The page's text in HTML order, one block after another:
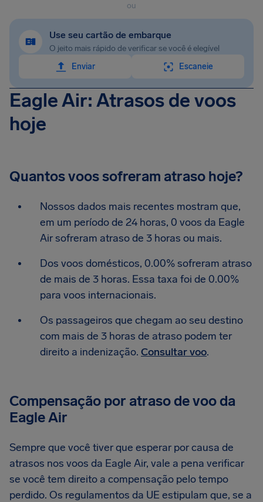
ou
Use seu cartão de embarque
O jeito mais rápido de verificar se você é elegível
Enviar
Escaneie
Eagle Air: Atrasos de voos
hoje
Quantos voos sofreram atraso hoje?
Nossos dados mais recentes mostram que,
em um período de 24 horas, 0 voos da Eagle
Air sofreram atraso de 3 horas ou mais.
Dos voos domésticos, 0.00% sofreram atraso
de mais de 3 horas. Essa taxa foi de 0.00%
para voos internacionais.
Os passageiros que chegam ao seu destino
com mais de 3 horas de atraso podem ter
direito a indenização. Consultar voo.
Compensação por atraso de voo da
Eagle Air
Sempre que você tiver que esperar por causa de
atrasos nos voos da Eagle Air, vale a pena verificar
se você tem direito a compensação pelo tempo
perdido. Os regulamentos da UE estipulam que, se a